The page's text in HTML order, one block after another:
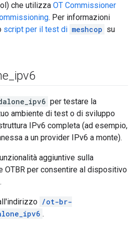
che utilizza OT Commissioner
. Per informazioni
script per il test di meshcop su
ipv6
per testare la
ambiente di test o di sviluppo
IPv6 completa (ad esempio,
a un provider IPv6 a monte).
aggiuntive sulla
OTBR per consentire al dispositivo
/ot-br-
.